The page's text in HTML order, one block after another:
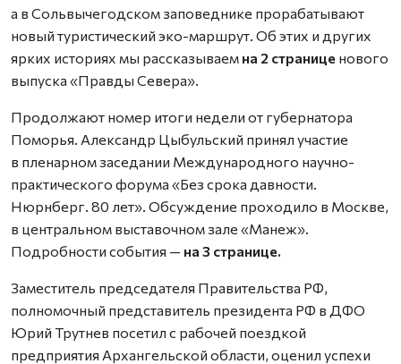
а в Сольвычегодском заповеднике прорабатывают
новый туристический эко-маршрут. Об этих и других
ярких историях мы рассказываем на 2 странице нового
выпуска «Правды Севера».
Продолжают номер итоги недели от губернатора
Поморья. Александр Цыбульский принял участие
в пленарном заседании Международного научно-
практического форума «Без срока давности.
Нюрнберг. 80 лет». Обсуждение проходило в Москве,
в центральном выставочном зале «Манеж».
Подробности события — на 3 странице.
Заместитель председателя Правительства РФ,
полномочный представитель президента РФ в ДФО
Юрий Трутнев посетил с рабочей поездкой
предприятия Архангельской области, оценил успехи